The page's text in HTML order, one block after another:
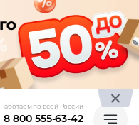
Работаем по всей России
8 800 555-63-42